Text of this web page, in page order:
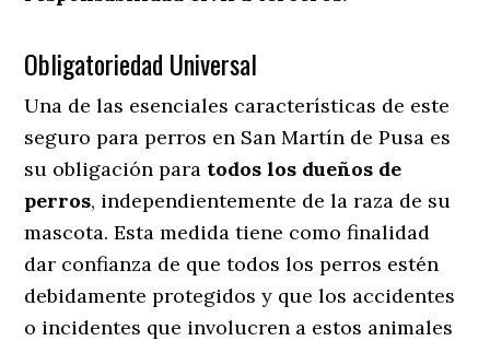
Obligatoriedad Universal
Una de las esenciales características de este
seguro para perros en San Martín de Pusa es
su obligación para todos los dueños de
perros, independientemente de la raza de su
mascota. Esta medida tiene como finalidad
dar confianza de que todos los perros estén
debidamente protegidos y que los accidentes
o incidentes que involucren a estos animales